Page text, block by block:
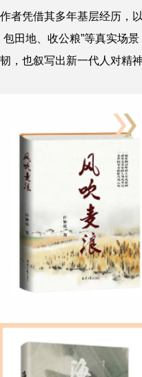
者凭借其多年基层经历，
田地、收公粮”等真实场景
，也叙写出新一代人对精